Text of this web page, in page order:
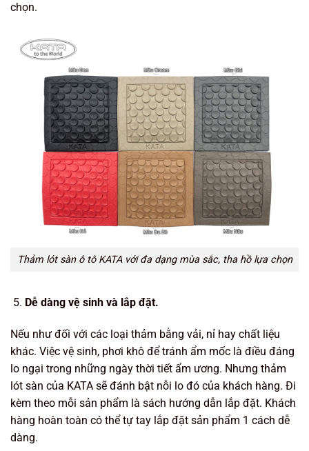
chọn.
Thảm lót sàn ô tô KATA với đa dạng mùa sắc, tha hồ lựa chọn
Dễ dàng vệ sinh và lắp đặt.
Nếu như đối với các loại thảm bằng vải, nỉ hay chất liệu
khác. Việc vệ sinh, phơi khô để tránh ẩm mốc là điều đáng
lo ngại trong những ngày thời tiết ẩm ương. Nhưng thảm
lót sàn của KATA sẽ đánh bật nỗi lo đó của khách hàng. Đi
kèm theo mỗi sản phẩm là sách hướng dẫn lắp đặt. Khách
hàng hoàn toàn có thể tự tay lắp đặt sản phẩm 1 cách dễ
dàng.